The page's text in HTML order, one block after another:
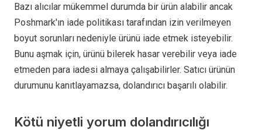
Bazı alıcılar mükemmel durumda bir ürün alabilir ancak
Poshmark'ın iade politikası tarafından izin verilmeyen
boyut sorunları nedeniyle ürünü iade etmek isteyebilir.
Bunu aşmak için, ürünü bilerek hasar verebilir veya iade
etmeden para iadesi almaya çalışabilirler. Satıcı ürünün
durumunu kanıtlayamazsa, dolandırıcı başarılı olabilir.
Kötü niyetli yorum dolandırıcılığı